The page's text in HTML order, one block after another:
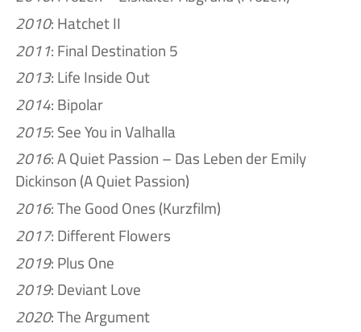
2010: Hatchet II
2011: Final Destination 5
2013: Life Inside Out
2014: Bipolar
2015: See You in Valhalla
2016: A Quiet Passion – Das Leben der Emily
Dickinson (A Quiet Passion)
2016: The Good Ones (Kurzfilm)
2017: Different Flowers
2019: Plus One
2019: Deviant Love
2020: The Argument